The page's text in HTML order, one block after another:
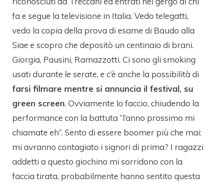
fa e segue la televisione in Italia. Vedo telegatti,
vedo la copia della prova di esame di Baudo alla
Siae e scopro che depositò un centinaio di brani.
Giorgia, Pausini, Ramazzotti. Ci sono gli smoking
usati durante le serate, e c’è anche la possibilità di
farsi filmare mentre si annuncia il festival, su
green screen. Ovviamente lo faccio, chiudendo la
performance con la battuta “l’anno prossimo mi
chiamate eh”. Sento di essere boomer più che mai:
mi avranno contagiato i signori di prima? I ragazzi
addetti a questo giochino mi sorridono con la
faccia tirata, probabilmente hanno sentito questa